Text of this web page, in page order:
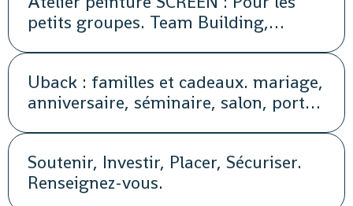
petits groupes. Team Building,
Uback : familles et cadeaux. mariage,
anniversaire, séminaire, salon, portes
Soutenir, Investir, Placer, Sécuriser.
Renseignez-vous.